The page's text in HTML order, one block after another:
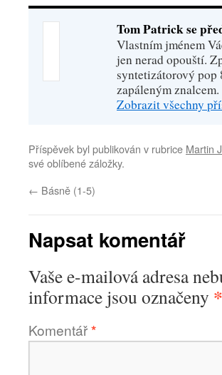
Tom Patrick se
Vlastním jménem
jen nerad opouští.
syntetizátorový pop
zapáleným znalcem.
Zobrazit všechny
Příspěvek byl publikován v rubrice Martin
své oblíbené záložky.
← Básně (1-5)
Napsat komentář
Vaše e-mailová adresa
informace jsou označeny *
Komentář*